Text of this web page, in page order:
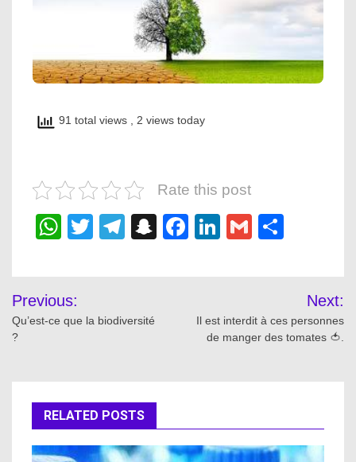
91 total views , 2 views today
Rate this post
WhatsApp
TwitterTelegram
Snapchat
Facebook
LinkedIn
Gmail
Post
navigation
Previous:
Qu’est-ce que la biodiversité
?
Next:
Il est interdit à ces personnes
de manger des tomates 🍅.
RELATED POSTS